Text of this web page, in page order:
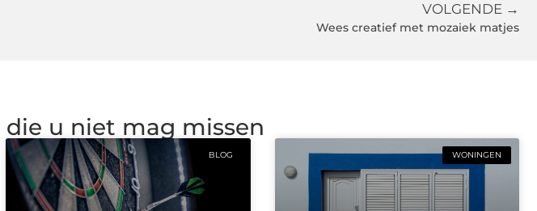
VOLGENDE →
Wees creatief met mozaiek matjes
die u niet mag missen
BLOG WONINGEN